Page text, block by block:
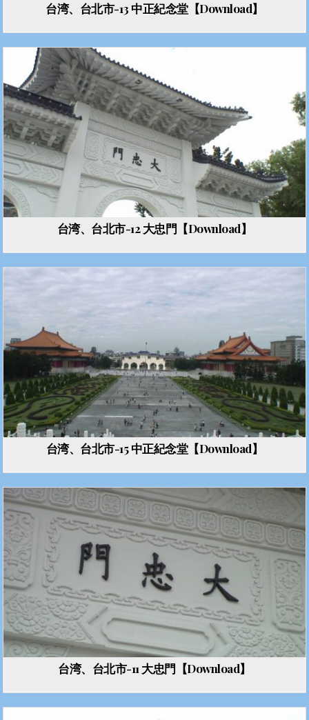
台湾、台北市-13 中正紀念堂【Download】
台湾、台北市-12 大忠門【Download】
台湾、台北市-15 中正紀念堂【Download】
台湾、台北市-11 大忠門【Download】